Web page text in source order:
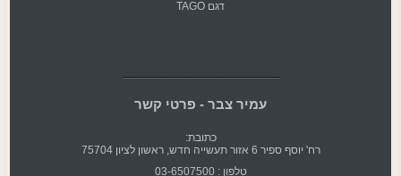
דגם TAGO
עמיר צבר - פרטי קשר
כתובת:
רח' יוסף ספיר 6 אזור תעשייה חדש, ראשון לציון 75704
טלפון : 03-6507500